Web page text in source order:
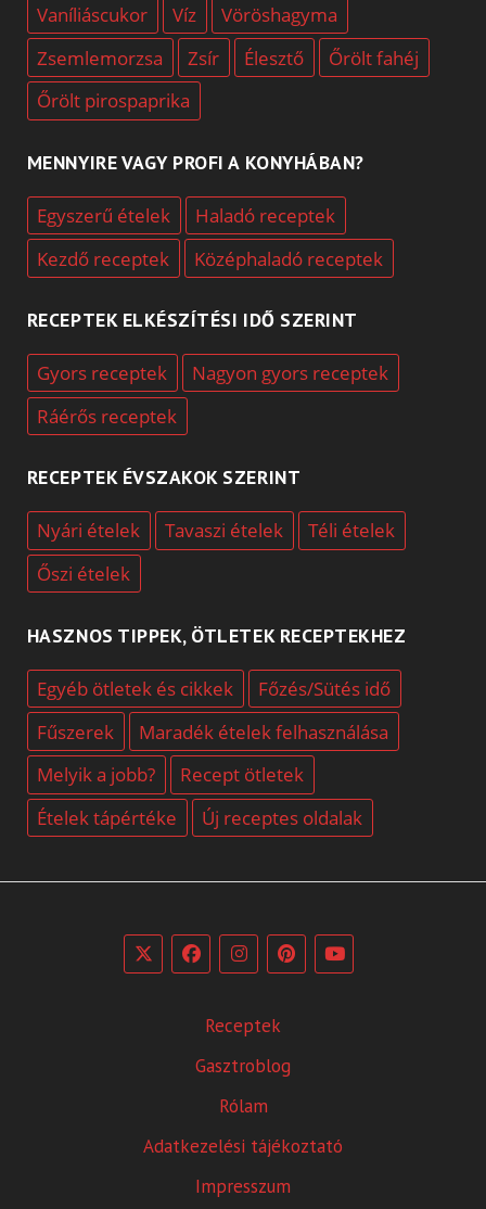
Vaníliáscukor
Víz
Vöröshagyma
Zsemlemorzsa
Zsír Élesztő
Őrölt fahéj
Őrölt pirospaprika
MENNYIRE VAGY PROFI A KONYHÁBAN?
Egyszerű ételek
Haladó receptek
Kezdő receptek
Középhaladó receptek
RECEPTEK ELKÉSZÍTÉSI IDŐ SZERINT
Gyors receptek
Nagyon gyors receptek
Ráérős receptek
RECEPTEK ÉVSZAKOK SZERINT
Nyári ételek Tavaszi ételek
Téli ételek
Őszi ételek
HASZNOS TIPPEK, ÖTLETEK RECEPTEKHEZ
Egyéb ötletek és cikkek
Főzés/Sütés idő
Fűszerek
Maradék ételek felhasználása
Melyik a jobb?
Recept ötletek
Ételek tápértéke
Új receptes oldalak
Receptek
Gasztroblog
Rólam
Adatkezelési tájékoztató
Impresszum